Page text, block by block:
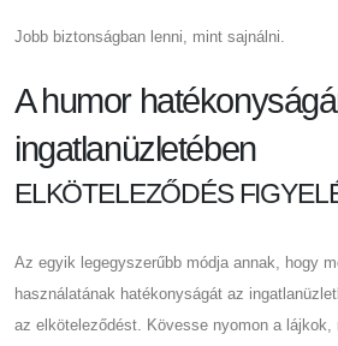
Jobb biztonságban lenni, mint sajnálni.
A humor
ingatlanüzletében
ELKÖTELEZŐDÉS
Az egyik legegyszerűbb módja annak, hogy
használatának hatékonyságát az
az elköteleződést. Kövesse nyomon a lájkok,